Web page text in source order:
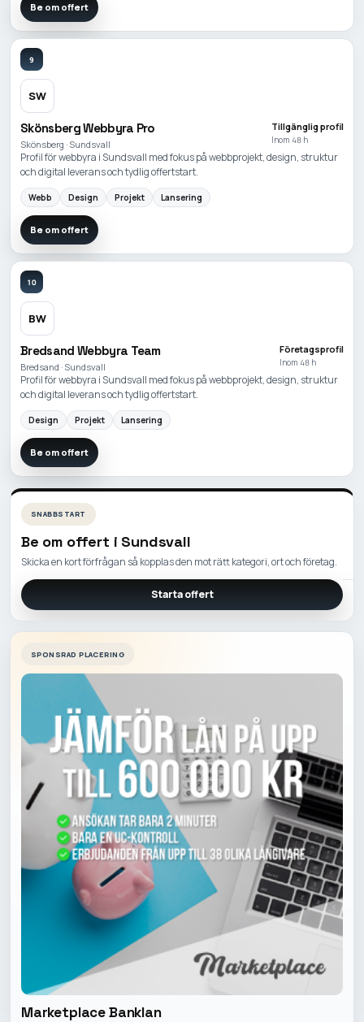
Be om offert
9
SW
Skönsberg Webbyra Pro
Skönsberg · Sundsvall
Tillgänglig profil
Inom 48 h
Profil för webbyra i Sundsvall med fokus på webbprojekt, design, struktur
och digital leverans och tydlig offertstart.
Webb Design Projekt Lansering
Be om offert
10
BW
Bredsand Webbyra Team
Bredsand · Sundsvall
Företagsprofil
Inom 48 h
Profil för webbyra i Sundsvall med fokus på webbprojekt, design, struktur
och digital leverans och tydlig offertstart.
Design Projekt Lansering
Be om offert
SNABBSTART
Be om offert i Sundsvall
Skicka en kort förfrågan så kopplas den mot rätt kategori, ort och företag.
Starta offert
SPONSRAD PLACERING
Marketplace Banklan